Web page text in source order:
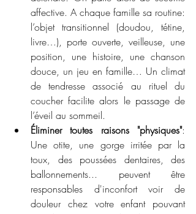
affective. A chaque famille sa routine:
l’objet transitionnel (doudou, tétine,
livre…), porte ouverte, veilleuse, une
position, une histoire, une chanson
douce, un jeu en famille… Un climat
de tendresse associé au rituel du
coucher facilite alors le passage de
l’éveil au sommeil.
Éliminer toutes raisons "physiques":
Une otite, une gorge irritée par la
toux, des poussées dentaires, des
ballonnements... peuvent être
responsables d'inconfort voir de
douleur chez votre enfant pouvant